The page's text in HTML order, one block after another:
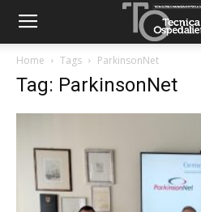
Home Tags ParkinsonNet
Tag: ParkinsonNet